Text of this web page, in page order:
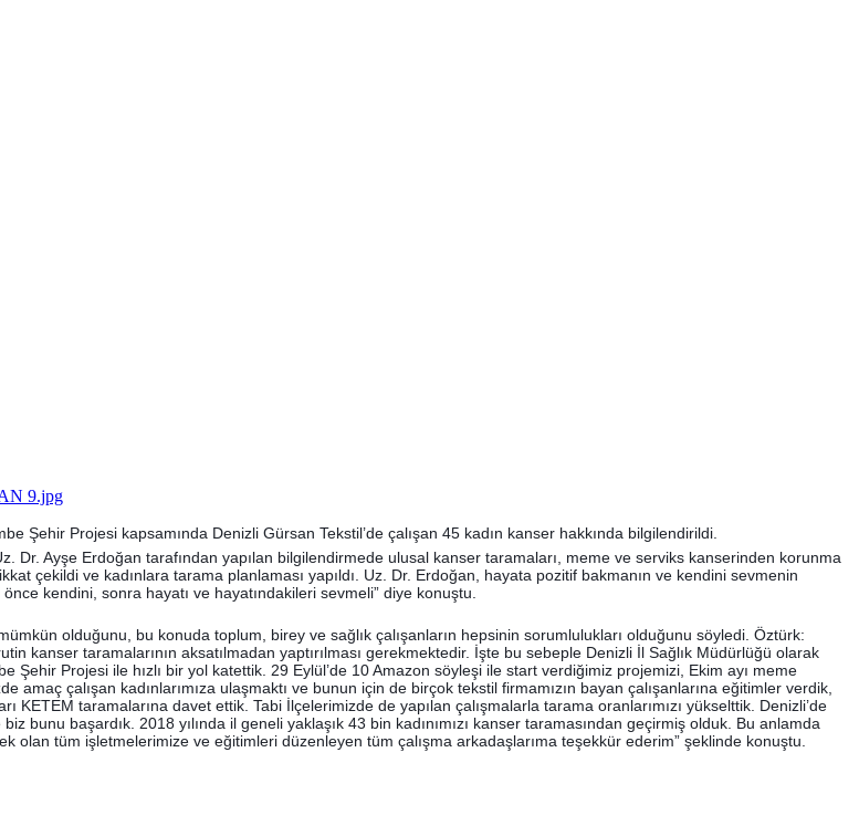
Şehir Projesi kapsamında Denizli Gürsan Tekstil’de çalışan 45 kadın kanser hakkında bilgilendirildi.
Dr. Ayşe Erdoğan tarafından yapılan bilgilendirmede ulusal kanser taramaları, meme ve serviks kanserinden korunma
çekildi ve kadınlara tarama planlaması yapıldı. Uz. Dr. Erdoğan, hayata pozitif bakmanın ve kendini sevmenin
kendini, sonra hayatı ve hayatındakileri sevmeli” diye konuştu.
olduğunu, bu konuda toplum, birey ve sağlık çalışanların hepsinin sorumlulukları olduğunu söyledi. Öztürk:
kanser taramalarının aksatılmadan yaptırılması gerekmektedir. İşte bu sebeple Denizli İl Sağlık Müdürlüğü olarak
Şehir Projesi ile hızlı bir yol katettik. 29 Eylül’de 10 Amazon söyleşi ile start verdiğimiz projemizi, Ekim ayı meme
amaç çalışan kadınlarımıza ulaşmaktı ve bunun için de birçok tekstil firmamızın bayan çalışanlarına eğitimler verdik,
KETEM taramalarına davet ettik. Tabi İlçelerimizde de yapılan çalışmalarla tarama oranlarımızı yükselttik. Denizli’de
bunu başardık. 2018 yılında il geneli yaklaşık 43 bin kadınımızı kanser taramasından geçirmiş olduk. Bu anlamda
olan tüm işletmelerimize ve eğitimleri düzenleyen tüm çalışma arkadaşlarıma teşekkür ederim” şeklinde konuştu.